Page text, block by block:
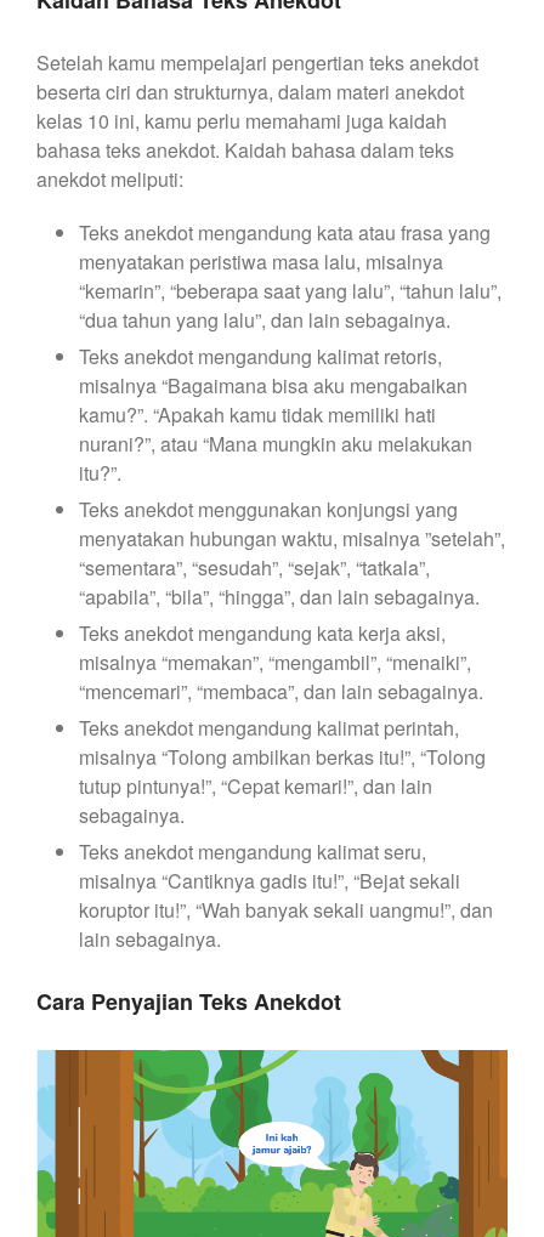
Setelah kamu mempelajari pengertian teks anekdot
beserta ciri dan strukturnya, dalam materi anekdot
kelas 10 ini, kamu perlu memahami juga kaidah
bahasa teks anekdot. Kaidah bahasa dalam teks
anekdot meliputi:
Teks anekdot mengandung kata atau frasa yang
menyatakan peristiwa masa lalu, misalnya
“kemarin”, “beberapa saat yang lalu”, “tahun lalu”,
“dua tahun yang lalu”, dan lain sebagainya.
Teks anekdot mengandung kalimat retoris,
misalnya “Bagaimana bisa aku mengabaikan
kamu?”. “Apakah kamu tidak memiliki hati
nurani?”, atau “Mana mungkin aku melakukan
itu?”.
Teks anekdot menggunakan konjungsi yang
menyatakan hubungan waktu, misalnya ”setelah”,
“sementara”, “sesudah”, “sejak”, “tatkala”,
“apabila”, “bila”, “hingga”, dan lain sebagainya.
Teks anekdot mengandung kata kerja aksi,
misalnya “memakan”, “mengambil”, “menaiki”,
“mencemari”, “membaca”, dan lain sebagainya.
Teks anekdot mengandung kalimat perintah,
misalnya “Tolong ambilkan berkas itu!”, “Tolong
tutup pintunya!”, “Cepat kemari!”, dan lain
sebagainya.
Teks anekdot mengandung kalimat seru,
misalnya “Cantiknya gadis itu!”, “Bejat sekali
koruptor itu!”, “Wah banyak sekali uangmu!”, dan
lain sebagainya.
Cara Penyajian Teks Anekdot